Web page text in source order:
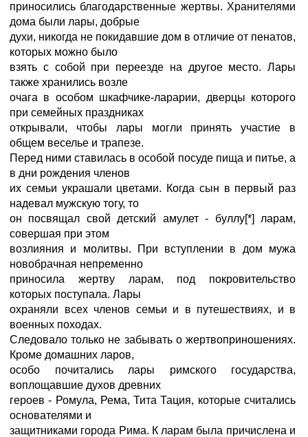
приносились благодарственные жертвы. Хранителями
дома были лары, добрые
духи, никогда не покидавшие дом в отличие от пенатов,
которых можно было
взять с собой при переезде на другое место. Лары
также хранились возле
очага в особом шкафчике-ларарии, дверцы которого
при семейных праздниках
открывали, чтобы лары могли принять участие в
общем веселье и трапезе.
Перед ними ставилась в особой посуде пища и питье, а
в дни рождения членов
их семьи украшали цветами. Когда сын в первый раз
надевал мужскую тогу, то
он посвящал свой детский амулет - буллу[*] ларам,
совершая при этом
возлияния и молитвы. При вступлении в дом мужа
новобрачная непременно
приносила жертву ларам, под покровительство
которых поступала. Лары
охраняли всех членов семьи и в путешествиях, и в
военных походах.
Следовало только не забывать о жертвоприношениях.
Кроме домашних ларов,
особо почитались лары римского государства,
воплощавшие духов древних
героев - Ромула, Рема, Тита Тация, которые считались
основателями и
защитниками города Рима. К ларам была причислена и